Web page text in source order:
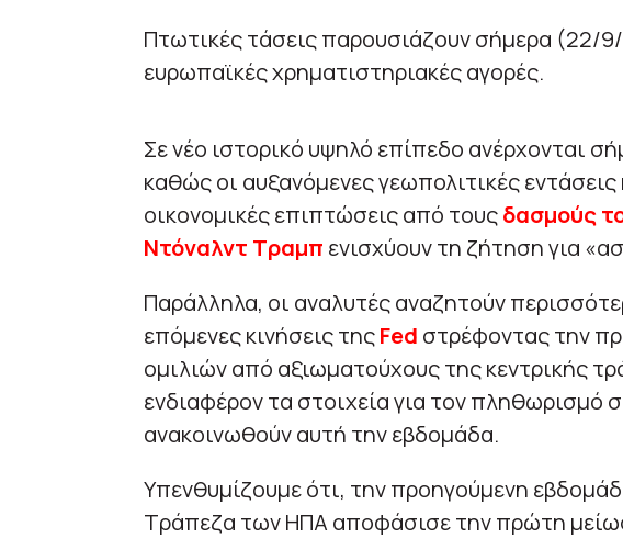
Πτωτικές τάσεις παρουσιάζουν σήμερα (22/9/
ευρωπαϊκές χρηματιστηριακές αγορές.
Σε νέο ιστορικό υψηλό επίπεδο ανέρχονται
καθώς οι αυξανόμενες γεωπολιτικές εντάσεις
οικονομικές επιπτώσεις από τουςδασμούς
Ντόναλντ Τραμπ ενισχύουν τη ζήτηση για
Παράλληλα, οι αναλυτές αναζητούν
επόμενες κινήσεις τηςFed στρέφοντας την
ομιλιών από αξιωματούχους της κεντρικής
ενδιαφέρον τα στοιχεία για τον πληθωρισμό
ανακοινωθούν αυτή την εβδομάδα.
Υπενθυμίζουμε ότι, την προηγούμενη
Τράπεζα των ΗΠΑ αποφάσισε την πρώτη